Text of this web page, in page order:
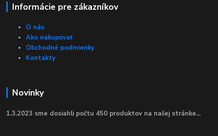
Informácie pre zákazníkov
O nás
Ako nakupovať
Obchodné podmienky
Kontakty
Novinky
1.3.2023 sme dosiahli počtu 450 produktov na našej stránke...